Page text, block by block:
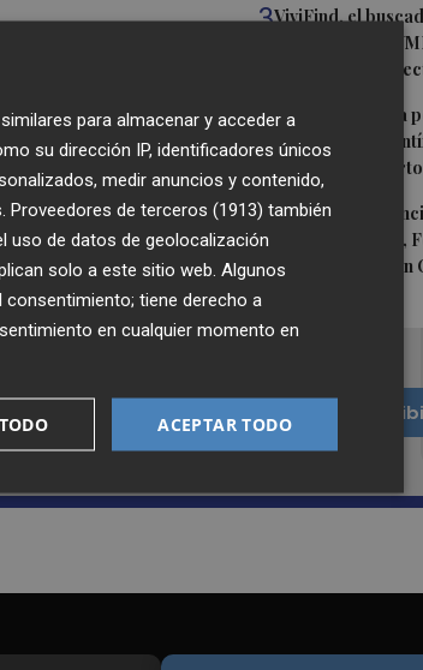
3ViviFind, el
surgido del
alianzas con el
4Castelló apuesta
un referente
equipo de
5El Villarreal
Gerard Moreno,
Cardona y Logan
de
Quiero
para almacenar y acceder a
su dirección IP, identificadores únicos
medir anuncios y contenido,
Proveedores de terceros (1913) también
uso de datos de geolocalización
solo a este sitio web. Algunos
tiene derecho a
en cualquier momento en
ACEPTAR TODO